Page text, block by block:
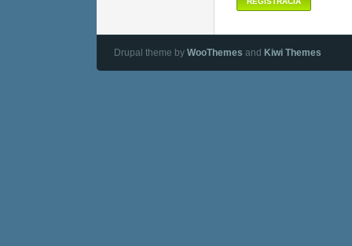
Drupal theme by WooThemes and Kiwi Themes